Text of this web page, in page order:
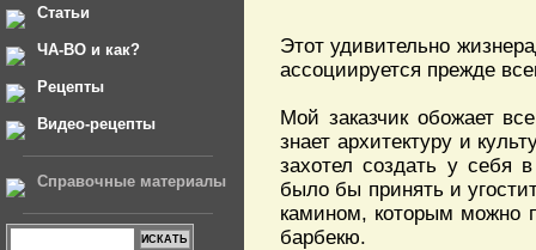
Статьи
ЧА-ВО и как?
Рецепты
Видео-рецепты
Справочные материалы
Этот удивительно
ассоциируется прежде
Мой заказчик обожает
знает архитектуру и
захотел создать у себя
было бы принять и
камином, которым можно
барбекю.